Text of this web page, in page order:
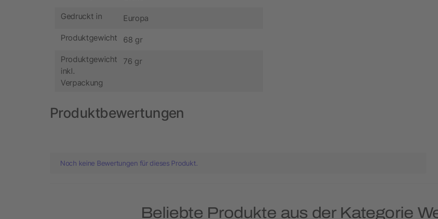
Gedruckt in Europa
Produktgewicht 68 gr
Produktgewicht
inkl.
Verpackung
76 gr
Produktbewertungen
Noch keine Bewertungen für dieses Produkt.
Beliebte Produkte aus der Kategorie